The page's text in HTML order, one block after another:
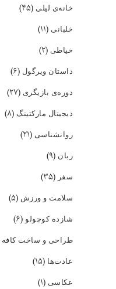
خانه‌ی لیلی (۴۵)
خلبانی (۱۱)
خیاطی (۲)
داستان ویرگول (۶)
دوره‌ی بازیگری (۲۷)
دیجیتال مارکتینگ (۸)
روانشناسی (۲۱)
زبان (۹)
سفر (۳۵)
سلامت و ورزش (۵)
شازده کوچولو(۶)
طراحی و ساخت کافه
عادت‌ها (۱۵)
عکاسی (۱)